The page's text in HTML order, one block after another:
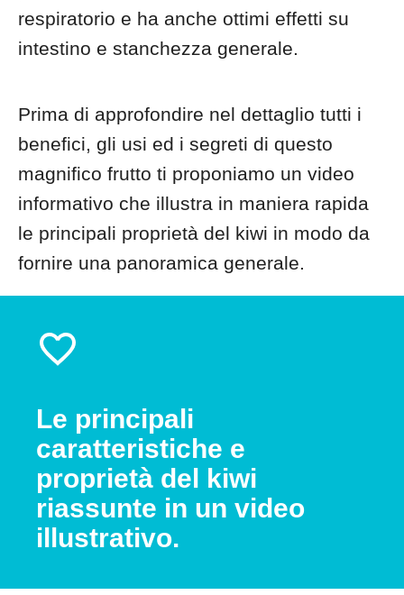
respiratorio e ha anche ottimi effetti su
intestino e stanchezza generale.
Prima di approfondire nel dettaglio tutti i
benefici, gli usi ed i segreti di questo
magnifico frutto ti proponiamo un video
informativo che illustra in maniera rapida
le principali proprietà del kiwi in modo da
fornire una panoramica generale.
Le principali
caratteristiche e
proprietà del kiwi
riassunte in un video
illustrativo.